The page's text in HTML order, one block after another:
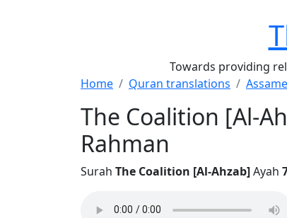
Towards providing
Home
Quran translations
The Coalition [Al-
Rahman
Surah The Coalition [Al-Ahzab]Ayah